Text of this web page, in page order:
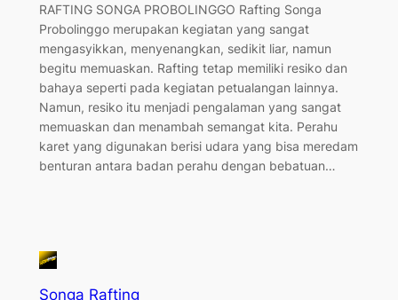
RAFTING SONGA PROBOLINGGO Rafting Songa
Probolinggo merupakan kegiatan yang sangat
mengasyikkan, menyenangkan, sedikit liar, namun
begitu memuaskan. Rafting tetap memiliki resiko dan
bahaya seperti pada kegiatan petualangan lainnya.
Namun, resiko itu menjadi pengalaman yang sangat
memuaskan dan menambah semangat kita. Perahu
karet yang digunakan berisi udara yang bisa meredam
benturan antara badan perahu dengan bebatuan…
Songa Rafting